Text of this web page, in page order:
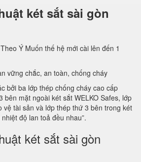
két sắt sài gòn
Ý Muốn thế hệ mới cài lên đến 1
vững chắc, an toàn, chống cháy
bởi ba lớp thép chống cháy cao cấp
bên mặt ngoài két sắt WELKO Safes, lớp
vệ tài sản và lớp thép thứ 3 bên trong két
độ lan toả đều nhau”.
két sắt sài gòn